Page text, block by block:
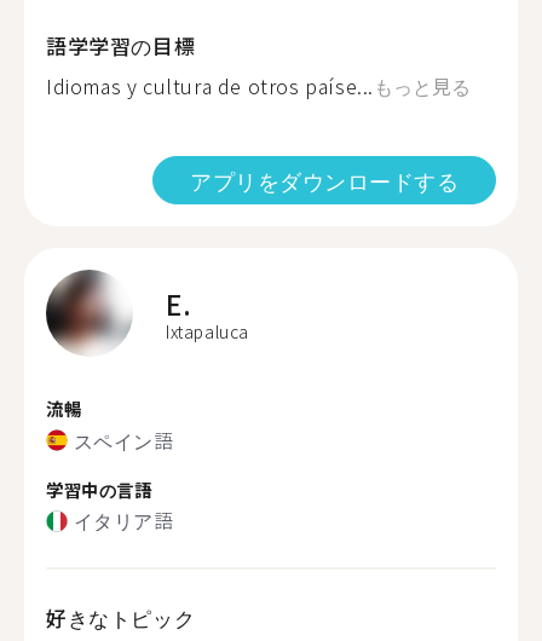
語学学習の目標
Idiomas y cultura de otros paíse... もっと見る
アプリをダウンロードする
E.
Ixtapaluca
流暢
スペイン語
学習中の言語
イタリア語
好きなトピック